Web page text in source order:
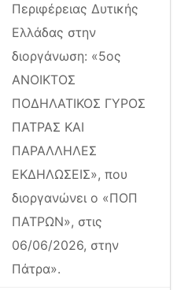
Περιφέρειας Δυτικής
Ελλάδας στην
διοργάνωση: «5ος
ΑΝΟΙΚΤΟΣ
ΠΟΔΗΛΑΤΙΚΟΣ ΓΥΡΟΣ
ΠΑΤΡΑΣ ΚΑΙ
ΠΑΡΑΛΛΗΛΕΣ
ΕΚΔΗΛΩΣΕΙΣ», που
διοργανώνει ο «ΠΟΠ
ΠΑΤΡΩΝ», στις
06/06/2026, στην
Πάτρα».